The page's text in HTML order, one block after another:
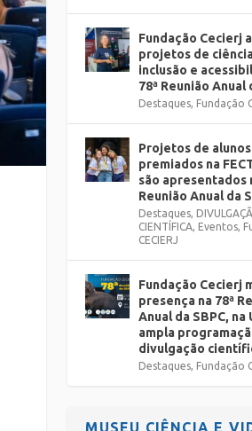
Fundação Cecierj
projetos de
inclusão e
78ª Reunião Anual
Destaques, Fundação
Projetos de alunos
premiados na
são apresentados
Reunião Anual da
Destaques,
CIENTÍFICA, Eventos,
CECIERJ
Fundação Cecierj
presença na 78ª
Anual da SBPC, na
ampla
divulgação
Destaques, Fundação
MUSEU CIÊNCIA E